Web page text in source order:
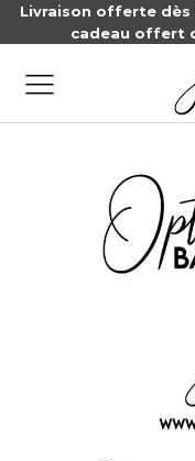
Livraison offerte dès
cadeau offert